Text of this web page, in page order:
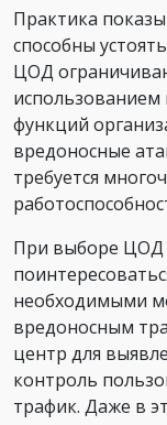
Практика
способны
ЦОД
использованием
функций
вредоносные
требуется
При выборе ЦОД
необходимыми
вредоносным
центр для
контроль
трафик. Даже в